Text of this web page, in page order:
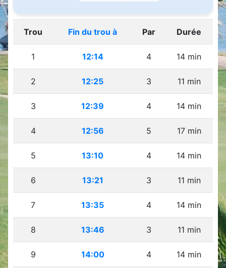
Trou Fin du trou à Par Durée
1 12:14 4 14 min
2 12:25 3 11 min
3 12:39 4 14 min
4 12:56 5 17 min
5 13:10 4 14 min
6 13:21 3 11 min
7 13:35 4 14 min
8 13:46 3 11 min
9 14:00 4 14 min